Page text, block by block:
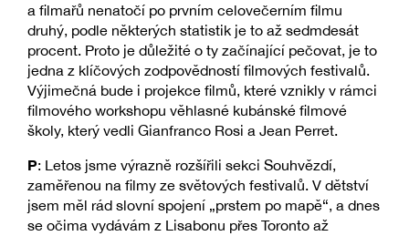
a filmařů nenatočí po prvním celovečerním filmu
druhý, podle některých statistik je to až sedmdesát
procent. Proto je důležité o ty začínající pečovat, je to
jedna z klíčových zodpovědností filmových festivalů.
Výjimečná bude i projekce filmů, které vznikly v rámci
filmového workshopu věhlasné kubánské filmové
školy, který vedli Gianfranco Rosi a Jean Perret.
P: Letos jsme výrazně rozšířili sekci Souhvězdí,
zaměřenou na filmy ze světových festivalů. V dětství
jsem měl rád slovní spojení „prstem po mapě“, a dnes
se očima vydávám z Lisabonu přes Toronto až